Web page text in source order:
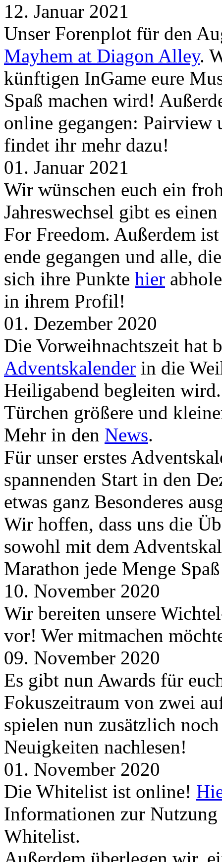
12. Januar 2021
Unser Forenplot für den
Mayhem at Diagon Alley.
künftigen InGame eure
Spaß machen wird!
online gegangen:
findet ihr mehr dazu!
01. Januar 2021
Wir wünschen euch ein
Jahreswechsel gibt es einen
For Freedom. Außerdem
ende gegangen und alle,
sich ihre Punkte hier
in ihrem Profil!
01. Dezember 2020
Die Vorweihnachtszeit hat
Adventskalender in die
Heiligabend begleiten
Türchen größere und
Mehr in den News.
Für unser erstes
spannenden Start in den
etwas ganz Besonderes
Wir hoffen, dass uns die
sowohl mit dem
Marathon jede Menge
10. November 2020
Wir bereiten unsere
vor! Wer mitmachen
09. November 2020
Es gibt nun Awards für
Fokuszeitraum von zwei
spielen nun zusätzlich
Neuigkeiten nachlesen!
01. November 2020
Die Whitelist ist online!
Informationen zur
Whitelist.